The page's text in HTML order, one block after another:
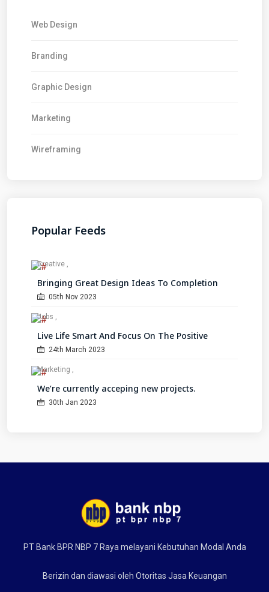
Web Design
Branding
Graphic Design
Marketing
Wireframing
Popular Feeds
Creative
Bringing Great Design Ideas To Completion
05th Nov 2023
Jobs
Live Life Smart And Focus On The Positive
24th March 2023
Marketing
We’re currently acceping new projects.
30th Jan 2023
PT Bank BPR NBP 7 Raya melayani Kebutuhan Modal Anda
Berizin dan diawasi oleh Otoritas Jasa Keuangan